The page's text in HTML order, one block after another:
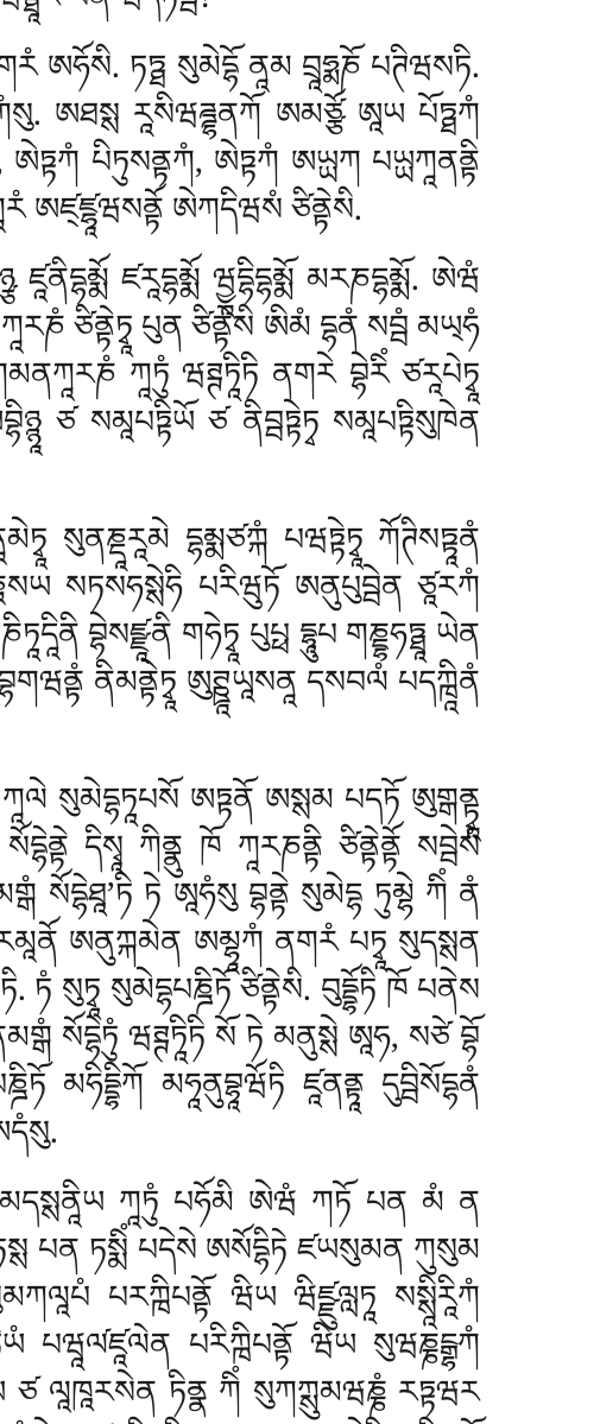
ཨཧོསི. ཏཏྠ སུམེདྷོ ནཱམ བྲཱཧྨཎོ པཊིཝསཏི.
ཨཐསྶ རཱསིཝཌྜྷནཀོ ཨམཙྩོ ཨཱཡ པོཏྠཀཾ
པིཏུསནྟཀཾ, ཨེཏྟཀཾ ཨཡྻཀ པཡྻཀཱནནྟི
ཨཛ྄ཛྷཱཝསནྟོ ཨེཀདིཝསཾ ཙིནྟེསི.
ཛཱནིདྷམྨོ ཛརཱདྷམྨོ ཝྱཱདྷིདྷམྨོ མརཎདྷམྨོ. ཨེཝཾ
ཙིནྟེཏྭཱ པུན ཙིནྟེསི ཨིམཾ དྷནཾ སབྦཾ མཡ྄ཧཾ
ཀཱཏུཾ ཝཊྚཏཱིཏི ནགརེ བྷེརིཾ ཙརཱཔེཏྭཱ
ཙ སམཱཔཏྟིཡོ ཙ ནིབྦཏྟེཏྭ སམཱཔཏྟིསུཁེན
སུནཎྡཱརཱམེ དྷམྨཙཀྐཾ པཝཏྟེཏྭཱ ཀོཊིསཏྟཱནཾ
སཏསཧསྶེཧི པརིཝུཏོ ཨནུཔུབྦེན ཙཱརཀཾ
བྷེསཛྫཱནི གཧེཏྭཱ པུཔྥ དྷཱུཔ གཎྡྷཧཏྠཱ ཡེན
ནིམནྟེཏྭཱ ཨུཊྛཱཡཱསནཱ དསབལཾ པདཀྑཱིནཾ
སུམེདྷཏཱཔསོ ཨཏྟནོ ཨསྶམ པདཏོ ཨུགྒནྟྭཱ
དིསྭཱ ཀིནྣུ ཁོ ཀཱརཎནྟི ཙིནྟེནྟོ སབྦེསཾ
སོདྷེཐཱ’ཏི ཏེ ཨཱཧཾསུ བྷནྟེ སུམེདྷ ཏུམྷེ ཀིཾ ནཾ
ཨནུཀྐམེན ཨམྷཱཀཾ ནགརཾ པཏྭཱ སུདསྶན
སུཏྭཱ སུམེདྷཔཎྜིཏོ ཙིནྟེསི. བུདྡྷོཏི ཁོ པནེས
སོདྷེཏུཾ ཝཊྚཏཱིཏི སོ ཏེ མནུསྶེ ཨཱཧ, སཙེ བྷོ
མཧིདྡྷིཀོ མཧཱནུབྷཱཝོཏི ཛཱནནྟཱ དུབྦིསོདྷནཾ
ཀཱཏུཾ པཧོམི ཨེཝཾ ཀཏོ པན མཾ ན
པན ཏསྨིཾ པདེསེ ཨསོདྷིཏེ ཛཡསུམན ཀུསུམ
པརཀྑིཔནྟོ ཝིཡ ཝིཛྫུལླཏཱ སསྶཱིརཱིཀཾ
པཝཱལ༹ཛཱལེན པརིཀྑིཔནྟོ ཝིཡ སུཝཎྞངྒྷཀཾ
ལཱཁཱརསེན ཏིནྣ ཀིཾ སུཀཀྶུམཝཎྞཾ རཏྟཝར